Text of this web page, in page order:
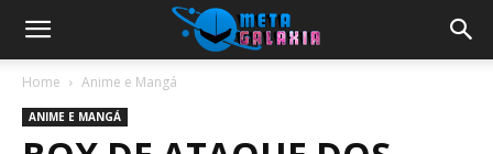
Home Anime e Mangá
ANIME E MANGÁ